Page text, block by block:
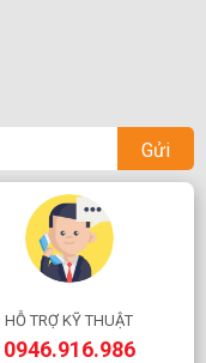
Gửi
HỖ TRỢ KỸ THUẬT
0946.916.986